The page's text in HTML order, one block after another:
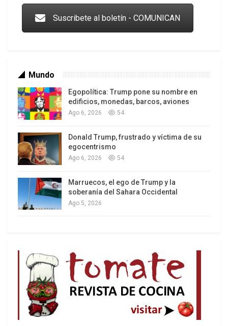
Los latinos le van dando la espalda a Trump
Suscribete al boletín - COMUNICAN
Mundo
Egopolítica: Trump pone su nombre en
edificios, monedas, barcos, aviones
Ago 6, 2026 54
Donald Trump, frustrado y víctima de su
egocentrismo
Ago 6, 2026 54
Marruecos, el ego de Trump y la
soberanía del Sahara Occidental
Ago 5, 2026